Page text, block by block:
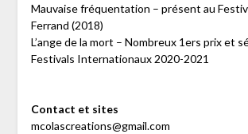
Mauvaise fréquentation – présent au
Ferrand (2018)
L’ange de la mort – Nombreux 1ers prix et
Festivals Internationaux 2020-2021
Contact et sites
mcolascreations@gmail.com